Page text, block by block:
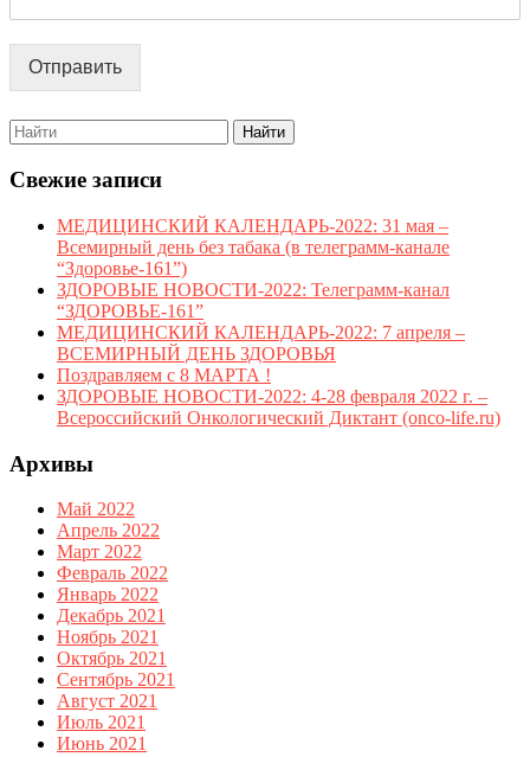
Отправить
Search
for:
Свежие записи
МЕДИЦИНСКИЙ КАЛЕНДАРЬ-2022: 31 мая –
Всемирный день без табака (в телеграмм-канале
“Здоровье-161”)
ЗДОРОВЫЕ НОВОСТИ-2022: Телеграмм-канал
“ЗДОРОВЬЕ-161”
МЕДИЦИНСКИЙ КАЛЕНДАРЬ-2022: 7 апреля –
ВСЕМИРНЫЙ ДЕНЬ ЗДОРОВЬЯ
Поздравляем с 8 МАРТА !
ЗДОРОВЫЕ НОВОСТИ-2022: 4-28 февраля 2022 г. –
Всероссийский Онкологический Диктант (onco-life.ru)
Архивы
Май 2022
Апрель 2022
Март 2022
Февраль 2022
Январь 2022
Декабрь 2021
Ноябрь 2021
Октябрь 2021
Сентябрь 2021
Август 2021
Июль 2021
Июнь 2021